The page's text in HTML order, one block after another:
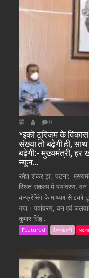
0
*इको टूरिजम के
संख्या तो बढ़ेगी ही,
बढ़ेगी:- मुख्यमंत्री, हर
न्यूज…
रमेश शंकर झा, पटना:-
स्थित संकल्प में पर्यावरण, वन
कन्फ्रेंसिंग के माध्यम से इको
गया। पर्यावरण, वन एवं
कुमार सिंह...
Featured टैकनोलजी पटना